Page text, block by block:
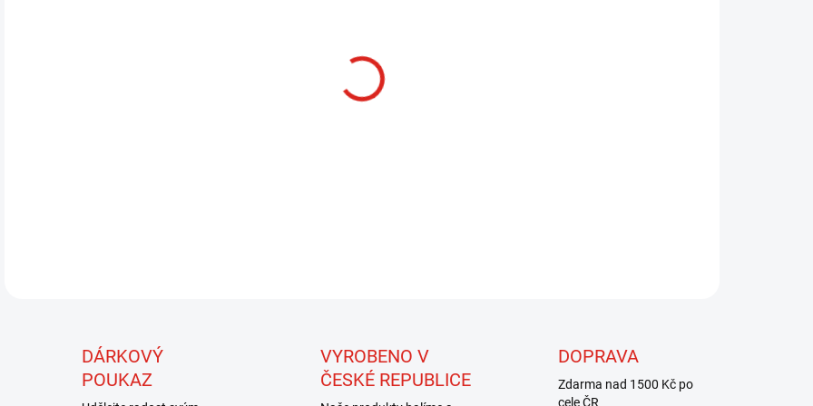
DÁRKOVÝ
POUKAZ
VYROBENO V
ČESKÉ REPUBLICE
DOPRAVA
Zdarma nad 1500 Kč po
cele ČR